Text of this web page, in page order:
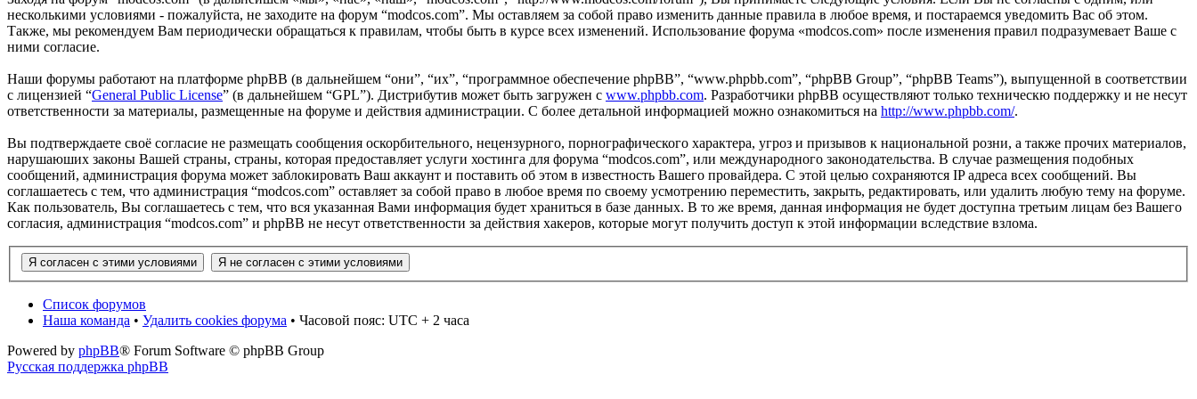
несколькими условиями - пожалуйста, не заходите на форум “modcos.com”. Мы оставляем за собой право изменить данные правила в любое время, и постараемся уведомить Вас об этом.
Также, мы рекомендуем Вам периодически обращаться к правилам, чтобы быть в курсе всех изменений. Использование форума «modcos.com» после изменения правил подразумевает Ваше с
ними согласие.
Наши форумы работают на платформе phpBB (в дальнейшем “они”, “их”, “программное обеспечение phpBB”, “www.phpbb.com”, “phpBB Group”, “phpBB Teams”), выпущенной в соответствии
с лицензией “General Public License” (в дальнейшем “GPL”). Дистрибутив может быть загружен с www.phpbb.com. Разработчики phpBB осуществляют только техническю поддержку и не несут
ответственности за материалы, размещенные на форуме и действия администрации. С более детальной информацией можно ознакомиться на http://www.phpbb.com/.
Вы подтверждаете своё согласие не размещать сообщения оскорбительного, нецензурного, порнографического характера, угроз и призывов к национальной розни, а также прочих материалов,
нарушаюших законы Вашей страны, страны, которая предоставляет услуги хостинга для форума “modcos.com”, или международного законодательства. В случае размещения подобных
сообщений, администрация форума может заблокировать Ваш аккаунт и поставить об этом в известность Вашего провайдера. С этой целью сохраняются IP адреса всех сообщений. Вы
соглашаетесь с тем, что администрация “modcos.com” оставляет за собой право в любое время по своему усмотрению переместить, закрыть, редактировать, или удалить любую тему на форуме.
Как пользователь, Вы соглашаетесь с тем, что вся указанная Вами информация будет храниться в базе данных. В то же время, данная информация не будет доступна третьим лицам без Вашего
согласия, администрация “modcos.com” и phpBB не несут ответственности за действия хакеров, которые могут получить доступ к этой информации вследствие взлома.
Список форумов
Наша команда • Удалить cookies форума • Часовой пояс: UTC + 2 часа
Powered by phpBB® Forum Software © phpBB Group
Русская поддержка phpBB